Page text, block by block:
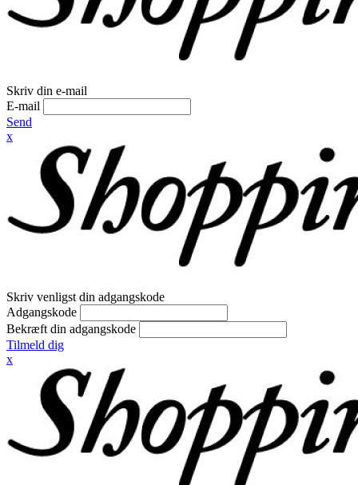
Skriv din e-mail
E-mail
Send
x
Skriv venligst din adgangskode
Adgangskode
Bekræft din adgangskode
Tilmeld dig
x